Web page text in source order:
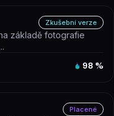
Zkušební verze
základě fotografie
98 %
Placené